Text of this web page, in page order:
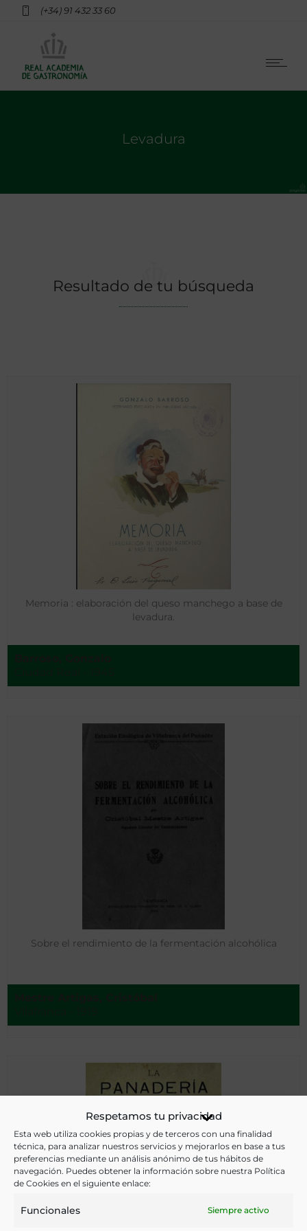
Respetamos tu privacidad
Esta web utiliza cookies propias y de terceros con una finalidad
técnica, para analizar nuestros servicios y mejorarlos en base a tus
preferencias mediante un análisis anónimo de tus hábitos de
navegación. Puedes obtener la información sobre nuestra Política
de Cookies en el siguiente enlace:
Funcionales Siempre activo
(+34) 91 432 33 60
Levadura
Resultado de tu búsqueda
Memoria : elaboración del queso manchego a base de
levadura.
Sobre el rendimiento de la fermentación alcohólica